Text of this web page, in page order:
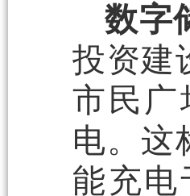
数字
投资建
市民广
电。这
能充电